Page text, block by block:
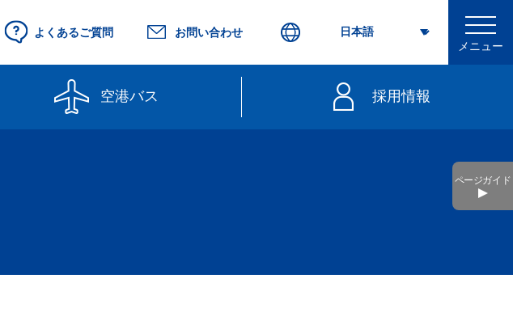
よくあるご質問
お問い合わせ
メニュー
web延着証明書
空港バス 採用情報
ページガイド